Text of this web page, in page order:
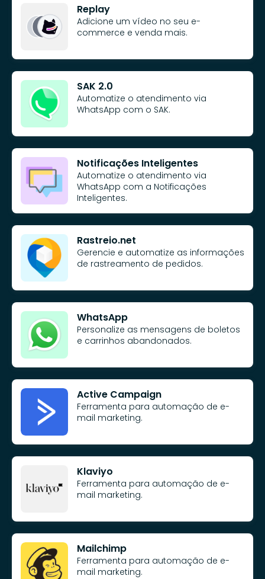
Replay
Adicione um vídeo no seu e-
commerce e venda mais.
SAK 2.0
Automatize o atendimento via
WhatsApp com o SAK.
Notificações Inteligentes
Automatize o atendimento via
WhatsApp com a Notificações
Inteligentes.
Rastreio.net
Gerencie e automatize as informações
de rastreamento de pedidos.
WhatsApp
Personalize as mensagens de boletos
e carrinhos abandonados.
Active Campaign
Ferramenta para automação de e-
mail marketing.
Klaviyo
Ferramenta para automação de e-
mail marketing.
Mailchimp
Ferramenta para automação de e-
mail marketing.